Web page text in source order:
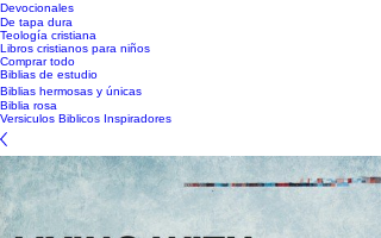
Devocionales
De tapa dura
Teología cristiana
Libros cristianos para niños
Comprar todo
Biblias de estudio
Biblias hermosas y únicas
Biblia rosa
Versiculos Biblicos Inspiradores